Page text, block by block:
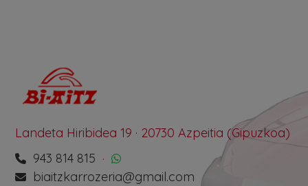
Landeta Hiribidea 19 · 20730 Azpeitia (Gipuzkoa)
943 814 815 ·
biaitzkarrozeria@gmail.com